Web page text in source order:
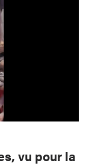
vu pour la